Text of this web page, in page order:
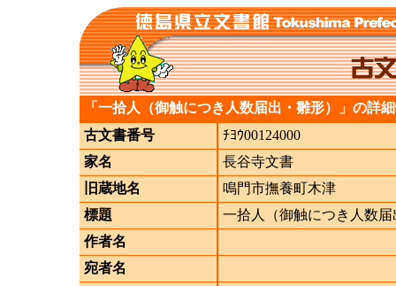
「一拾人（御触につき人数届出・雛形）」の詳
古文書番号
ﾁﾖｳ00124000
家名
長谷寺文書
旧蔵地名
鳴門市撫養町木津
標題
一拾人（御触につき人数
作者名
宛者名